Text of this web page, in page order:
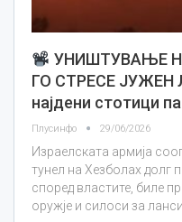
УНИШТУВАЊЕ
ГО СТРЕСЕ ЈУЖЕН
најдени стотици
Плусинфо 29/06/2026
Израелската армија
тунел на Хезболах долг
според властите, биле
оружје и силоси за